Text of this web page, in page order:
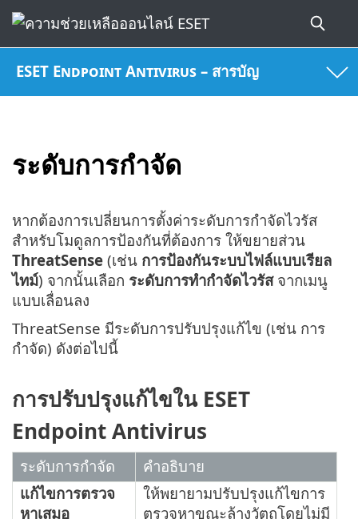
ESET Endpoint Antivirus – สารบัญ
ระดับการกำจัด
หากต้องการเปลี่ยนการตั้งค่าระดับการกำจัดไวรัส
สำหรับโมดูลการป้องกันที่ต้องการ ให้ขยายส่วน
ThreatSense (เช่น การป้องกันระบบไฟล์แบบเรียล
ไทม์) จากนั้นเลือก ระดับการทำกำจัดไวรัสจากเมนู
แบบเลื่อนลง
ThreatSense มีระดับการปรับปรุงแก้ไข (เช่น การ
กำจัด) ดังต่อไปนี้
การปรับปรุงแก้ไขใน ESET
Endpoint Antivirus
ระดับการกำจัด
คำอธิบาย
แก้ไขการตรวจ
หาเสมอ
ให้พยายามปรับปรุงแก้ไขการ
ตรวจหาขณะล้างวัตถุโดยไม่มี